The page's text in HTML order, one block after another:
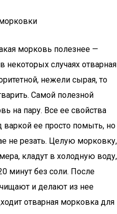
морковь полезнее —
некоторых случаях отварная
нежели сырая, то
Самой полезной
на пару. Все ее свойства
варкой ее просто помыть, но
не резать. Целую морковку,
кладут в холодную воду,
минут без соли. После
и делают из нее
отварная морковка для